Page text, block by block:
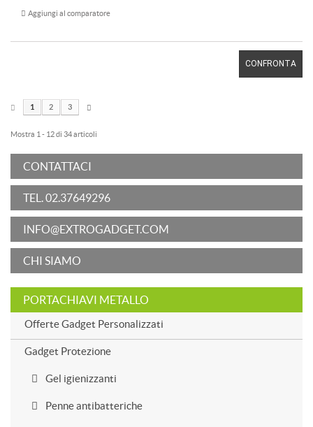
Aggiungi al comparatore
CONFRONTA
1 2 3
Mostra 1 - 12 di 34 articoli
CONTATTACI
TEL. 02.37649296
INFO@EXTROGADGET.COM
CHI SIAMO
PORTACHIAVI METALLO
Offerte Gadget Personalizzati
Gadget Protezione
Gel igienizzanti
Penne antibatteriche